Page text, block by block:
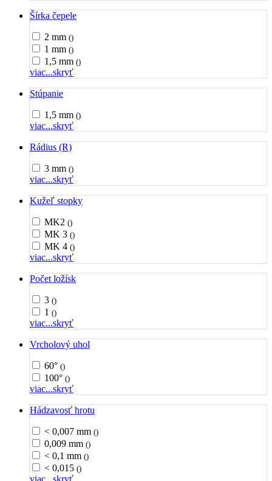
Šírka čepele
2 mm ()
1 mm ()
1,5 mm ()
viac...skryť
Stúpanie
1,5 mm ()
viac...skryť
Rádius (R)
3 mm ()
viac...skryť
Kužeľ stopky
MK2 ()
MK 3 ()
MK 4 ()
viac...skryť
Počet ložísk
3 ()
1 ()
viac...skryť
Vrcholový uhol
60° ()
100° ()
viac...skryť
Hádzavosť hrotu
< 0,007 mm ()
0,009 mm ()
< 0,1 mm ()
< 0,015 ()
viac...skryť